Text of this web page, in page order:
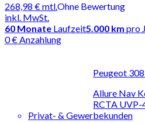
268,98 €mtl.
inkl. MwSt.
Ohne Bewertung
60 Monate Laufzeit5.000 km pro
0 € Anzahlung
Peugeot
Allure Nav
RCTA UVP-
Privat- & Gewerbekunden